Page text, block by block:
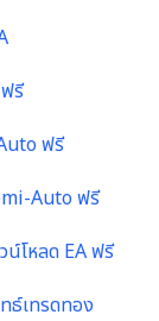
รี
ฟรี
Auto ฟรี
น์โหลด EA ฟรี
ธ์เทรดทอง